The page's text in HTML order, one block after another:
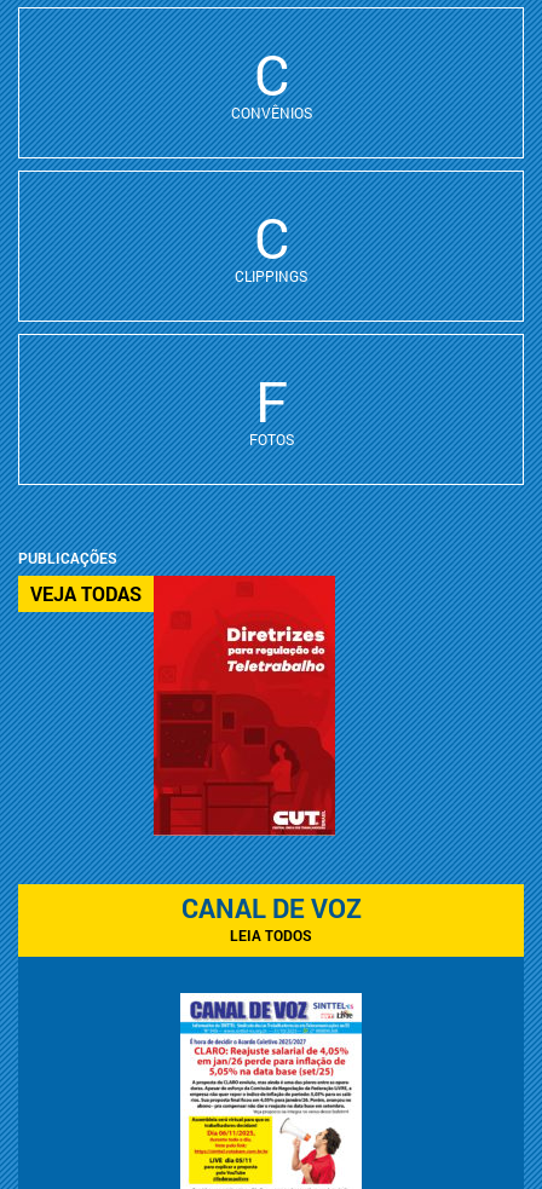
C
CONVÊNIOS
C
CLIPPINGS
F
FOTOS
PUBLICAÇÕES
VEJA TODAS
CANAL DE VOZ
LEIA TODOS